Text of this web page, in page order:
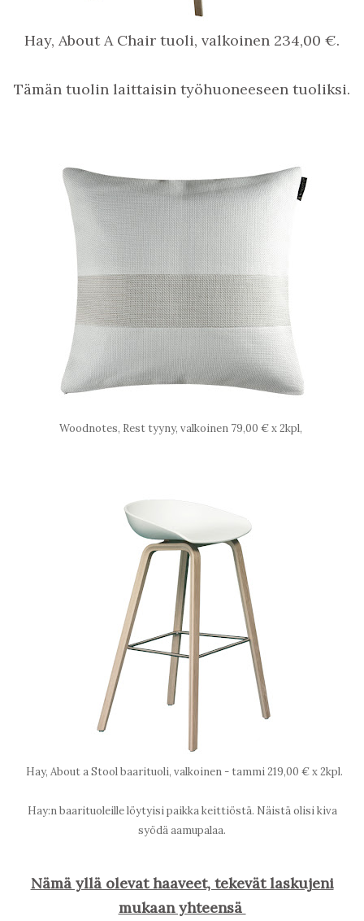
Hay, About A Chair tuoli, valkoinen 234,00 €.
Tämän tuolin laittaisin työhuoneeseen tuoliksi.
Woodnotes, Rest tyyny, valkoinen 79,00 € x 2kpl,
Hay, About a Stool baarituoli, valkoinen - tammi 219,00 € x 2kpl.
Hay:n baarituoleille löytyisi paikka keittiöstä. Näistä olisi kiva
syödä aamupalaa.
Nämä yllä olevat haaveet, tekevät laskujeni
mukaan yhteensä